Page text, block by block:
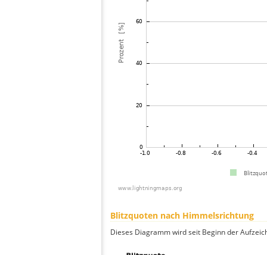
Blitzquoten nach Himmelsrichtung
Dieses Diagramm wird seit Beginn der